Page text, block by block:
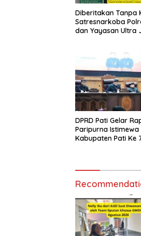
Diberitakan Tanpa
Satresnarkoba
dan Yayasan Ultra
DPRD Pati Gelar
Paripurna Istimewa
Kabupaten Pati Ke